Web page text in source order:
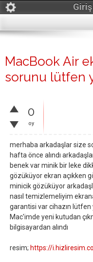
Giriş
MacBook Air
sorunu lütfen
0
oy
merhaba arkadaşlar size
hafta önce alındı
benek var minik bir leke
gözüküyor ekran açıkken
minicik gözüküyor
nasıl temizlemeliyim
garantisi var cihazın lütfen
Mac'imde yeni kutudan
bilgisayardan alındı
resim; https://